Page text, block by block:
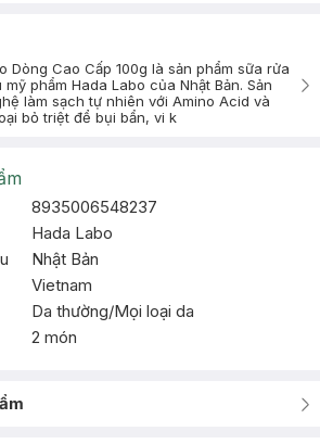
Dòng Cao Cấp 100g là sản phẩm sữa rửa
phẩm Hada Labo của Nhật Bản. Sản
làm sạch tự nhiên với Amino Acid và
bỏ triệt để bụi bẩn, vi k
8935006548237
Hada Labo
Nhật Bản
Vietnam
Da thường/Mọi loại da
2 món